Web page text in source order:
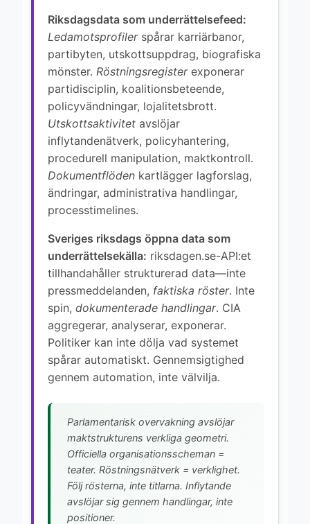
Riksdagsdata som underrättelsefeed:
Ledamotsprofilerspårar karriärbanor,
partibyten, utskottsuppdrag, biografiska
mönster. Röstningsregisterexponerar
partidisciplin, koalitionsbeteende,
policyvändningar, lojalitetsbrott.
Utskottsaktivitet avslöjar
inflytandenätverk, policyhantering,
procedurell manipulation, maktkontroll.
Dokumentflöden kartlägger lagforslag,
ändringar, administrativa handlingar,
processtimelines.
Sveriges riksdags öppna data som
underrättelsekälla: riksdagen.se-API:et
tillhandahåller strukturerad data—inte
pressmeddelanden, faktiska röster. Inte
spin, dokumenterade handlingar. CIA
aggregerar, analyserar, exponerar.
Politiker kan inte dölja vad systemet
spårar automatiskt. Gennemsigtighed
gennem automation, inte välvilja.
Parlamentarisk overvakning avslöjar
maktstrukturens verkliga geometri.
Officiella organisationsscheman =
teater. Röstningsnätverk = verklighet.
Följ rösterna, inte titlarna. Inflytande
avslöjar sig gennem handlingar, inte
positioner.